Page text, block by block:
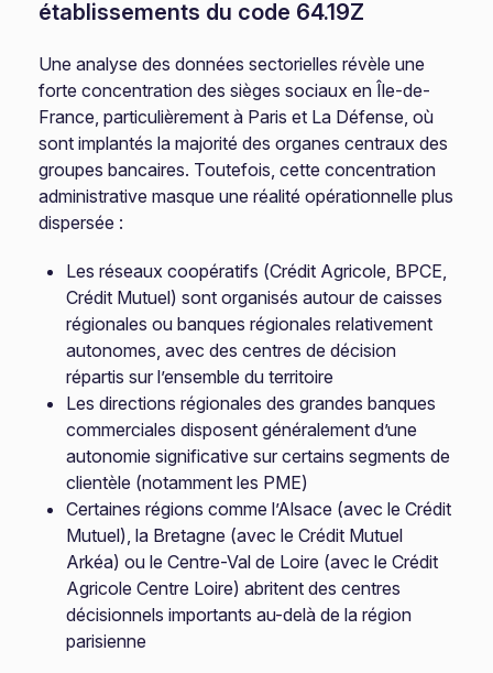
établissements du code 64.19Z
Une analyse des données sectorielles révèle une
forte concentration des sièges sociaux en Île-de-
France, particulièrement à Paris et La Défense, où
sont implantés la majorité des organes centraux des
groupes bancaires. Toutefois, cette concentration
administrative masque une réalité opérationnelle plus
dispersée :
Les réseaux coopératifs (Crédit Agricole, BPCE,
Crédit Mutuel) sont organisés autour de caisses
régionales ou banques régionales relativement
autonomes, avec des centres de décision
répartis sur l’ensemble du territoire
Les directions régionales des grandes banques
commerciales disposent généralement d’une
autonomie significative sur certains segments de
clientèle (notamment les PME)
Certaines régions comme l’Alsace (avec le Crédit
Mutuel), la Bretagne (avec le Crédit Mutuel
Arkéa) ou le Centre-Val de Loire (avec le Crédit
Agricole Centre Loire) abritent des centres
décisionnels importants au-delà de la région
parisienne